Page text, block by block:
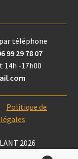
téléphone
99 29 78 07
14h -17h00
Politique de
2026